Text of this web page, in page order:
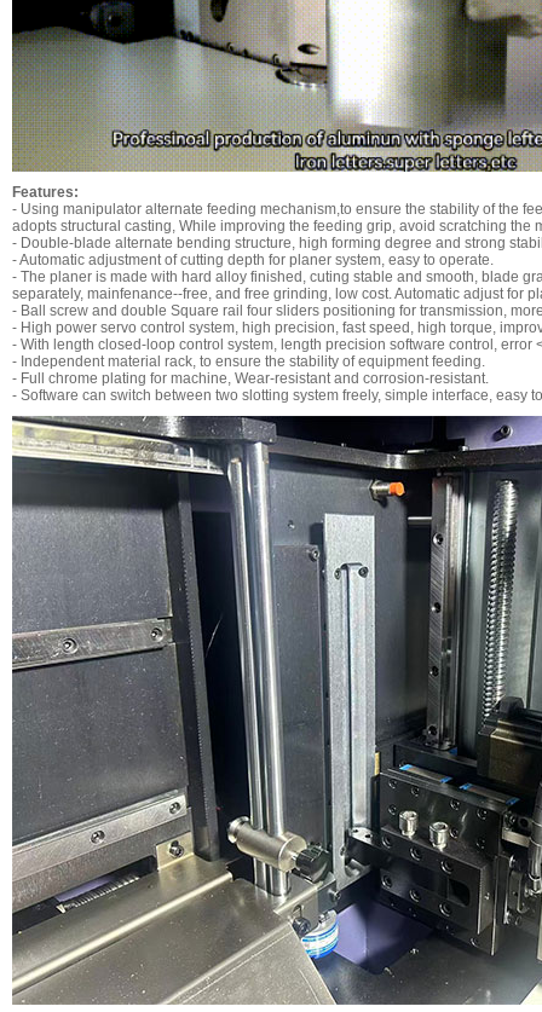
Features:
- Using manipulator alternate feeding mechanism,to ensure the stability of the
adopts structural casting, While improving the feeding grip, avoid scratching the
- Double-blade alternate bending structure, high forming degree and strong
- Automatic adjustment of cutting depth for planer system, easy to operate.
- The planer is made with hard alloy finished, cuting stable and smooth, blade
separately, mainfenance--free, and free grinding, low cost. Automatic adjust for
- Ball screw and double Square rail four sliders positioning for transmission,
- High power servo control system, high precision, fast speed, high torque,
- With length closed-loop control system, length precision software control, error
- Independent material rack, to ensure the stability of equipment feeding.
- Full chrome plating for machine, Wear-resistant and corrosion-resistant.
- Software can switch between two slotting system freely, simple interface, easy